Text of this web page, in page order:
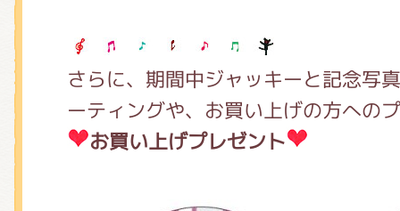
さらに、期間中ジャッキーと記念写
ーティングや、お買い上げの方への
お買い上げプレゼント